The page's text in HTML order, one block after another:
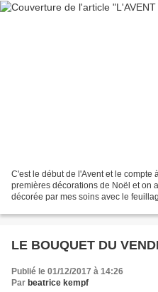
C'est le début de l'Avent et le compte
premières décorations de Noël et on
décorée par mes soins avec le
LE BOUQUET DU
Publié le 01/12/2017 à 14:26
Par beatrice kempf